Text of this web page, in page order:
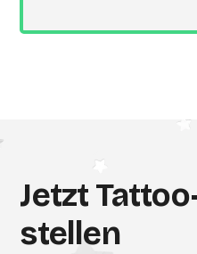
Jetzt
stellen